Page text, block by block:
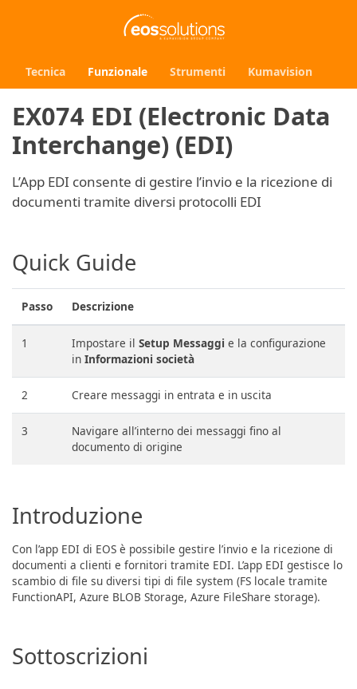
Tecnica Funzionale Strumenti Kumavision
EX074 EDI (Electronic Data
Interchange) (EDI)
L’App EDI consente di gestire l’invio e la ricezione di
documenti tramite diversi protocolli EDI
Quick Guide
Passo Descrizione
1 Impostare il Setup Messaggi e la configurazione
in Informazioni società
2 Creare messaggi in entrata e in uscita
3
Navigare all’interno dei messaggi fino al
documento di origine
Introduzione
Con l’app EDI di EOS è possibile gestire l’invio e la ricezione di
documenti a clienti e fornitori tramite EDI. L’app EDI gestisce lo
scambio di file su diversi tipi di file system (FS locale tramite
FunctionAPI, Azure BLOB Storage, Azure FileShare storage).
Sottoscrizioni